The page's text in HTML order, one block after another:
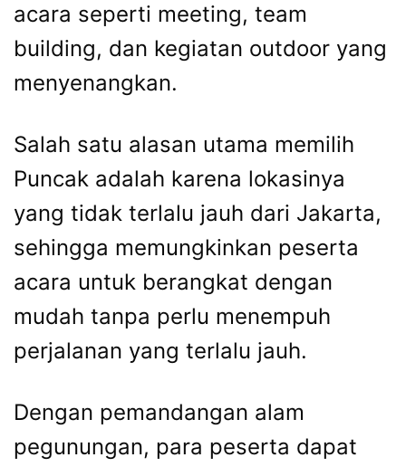
acara seperti meeting, team
building, dan kegiatan outdoor yang
menyenangkan.
Salah satu alasan utama memilih
Puncak adalah karena lokasinya
yang tidak terlalu jauh dari Jakarta,
sehingga memungkinkan peserta
acara untuk berangkat dengan
mudah tanpa perlu menempuh
perjalanan yang terlalu jauh.
Dengan pemandangan alam
pegunungan, para peserta dapat